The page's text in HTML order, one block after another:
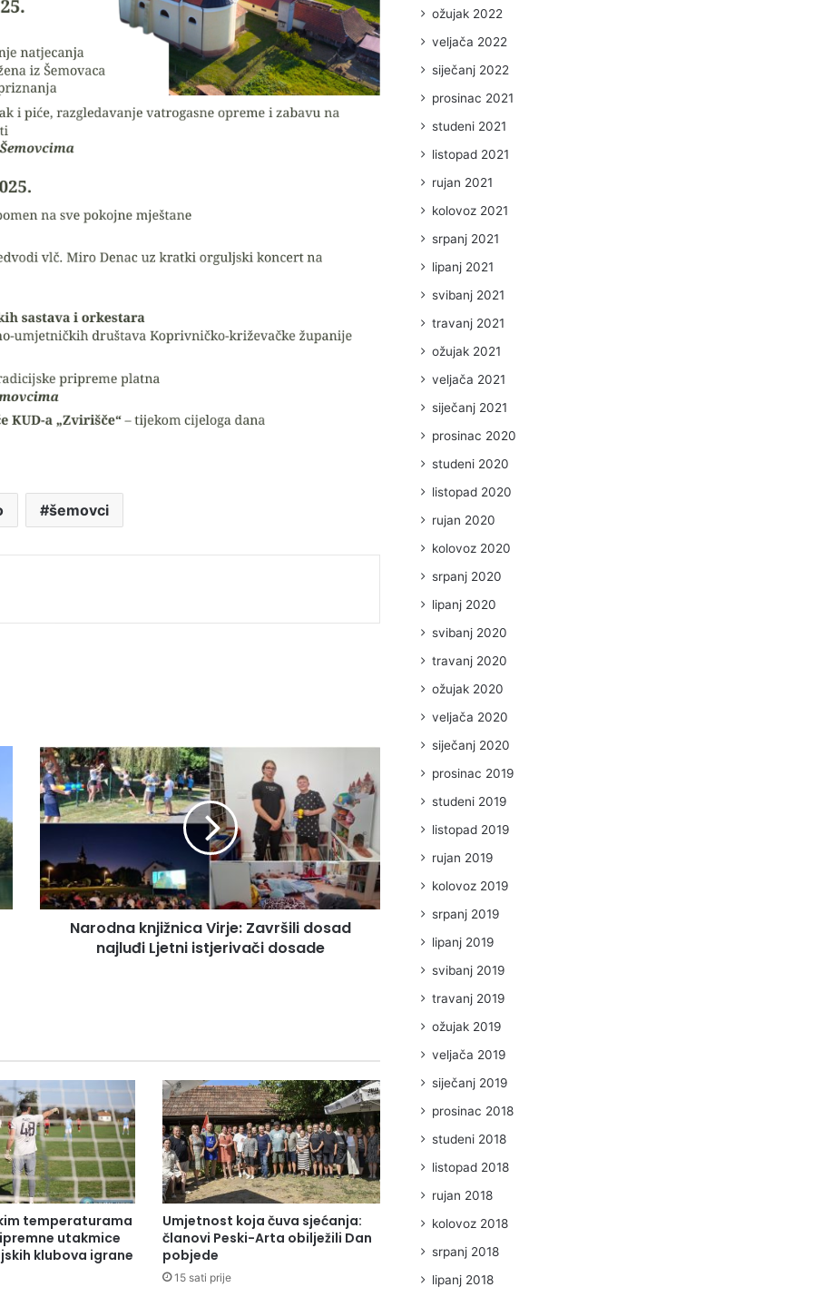
šemovci
Narodna knjižnica Virje: Završili dosad
najluđi Ljetni istjerivači dosade
temperaturama
utakmice
klubova igrane
Umjetnost koja čuva sjećanja:
članovi Peski-Arta obilježili Dan
pobjede
15 sati prije
ožujak 2022
veljača 2022
siječanj 2022
prosinac 2021
studeni 2021
listopad 2021
rujan 2021
kolovoz 2021
srpanj 2021
lipanj 2021
svibanj 2021
travanj 2021
ožujak 2021
veljača 2021
siječanj 2021
prosinac 2020
studeni 2020
listopad 2020
rujan 2020
kolovoz 2020
srpanj 2020
lipanj 2020
svibanj 2020
travanj 2020
ožujak 2020
veljača 2020
siječanj 2020
prosinac 2019
studeni 2019
listopad 2019
rujan 2019
kolovoz 2019
srpanj 2019
lipanj 2019
svibanj 2019
travanj 2019
ožujak 2019
veljača 2019
siječanj 2019
prosinac 2018
studeni 2018
listopad 2018
rujan 2018
kolovoz 2018
srpanj 2018
lipanj 2018